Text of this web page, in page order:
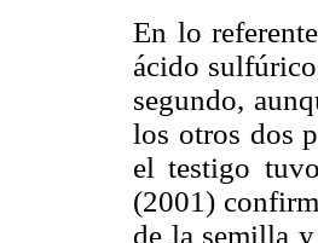
En lo
ácido
segundo,
los otros dos
el testigo
(2001)
de la semilla